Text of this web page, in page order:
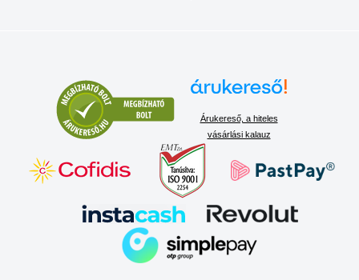
Árukereső, a hiteles
vásárlási kalauz